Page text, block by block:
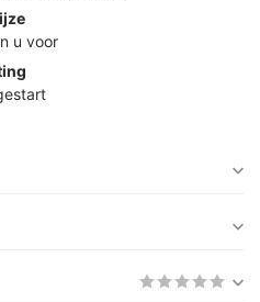
u voor